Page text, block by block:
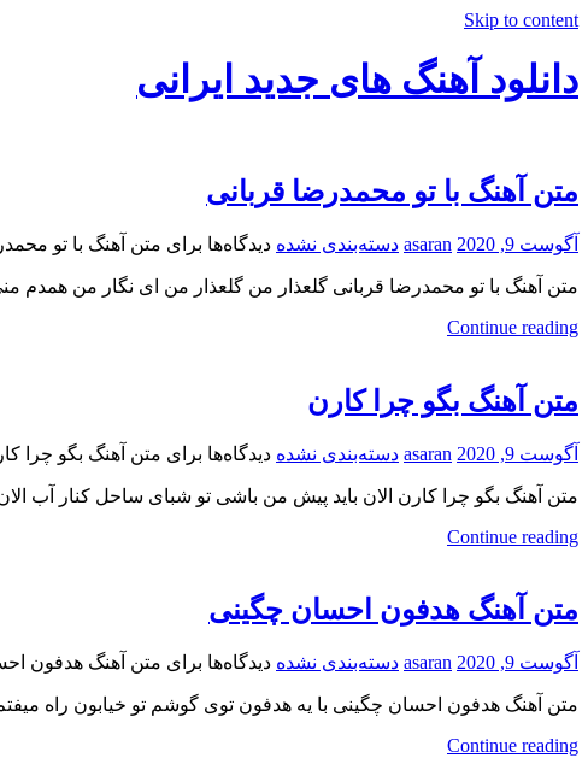
Skip to content
دانلود آهنگ های جدید ایرانی
فول
آلبوم
موزیک
متن آهنگ با تو محمدرضا قربانی
آگوست 9, 2020 asaran دسته‌بندی نشده دیدگاه‌ها برای متن آهنگ با تو
متن آهنگ با تو محمدرضا قربانی گلعذار من گلعذار من ای نگار من همدم
Continue reading
متن آهنگ بگو چرا کارن
آگوست 9, 2020 asaran دسته‌بندی نشده دیدگاه‌ها برای متن آهنگ بگو چرا
متن آهنگ بگو چرا کارن الان باید پیش من باشی تو شبای ساحل کنار آب
Continue reading
متن آهنگ هدفون احسان چگینی
آگوست 9, 2020 asaran دسته‌بندی نشده دیدگاه‌ها برای متن آهنگ هدفون
متن آهنگ هدفون احسان چگینی با یه هدفون توی گوشم تو خیابون راه
Continue reading